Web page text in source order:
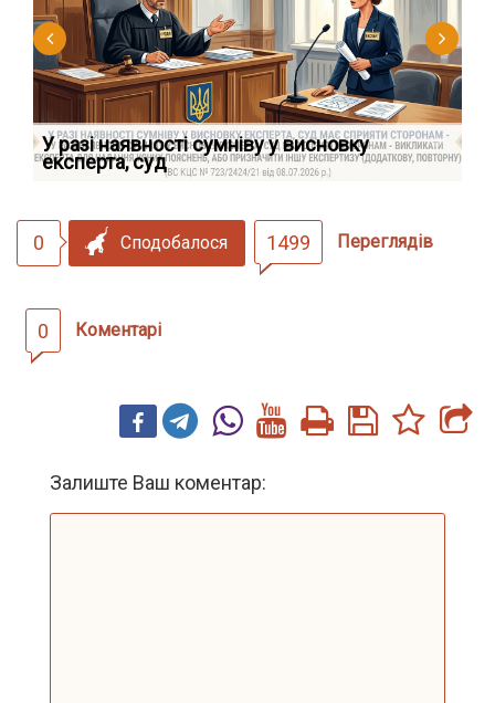
У разі наявності сумніву у висновку
експерта, суд
0 Сподобалося 1499 Переглядів
0 Коментарі
Залиште Ваш коментар: